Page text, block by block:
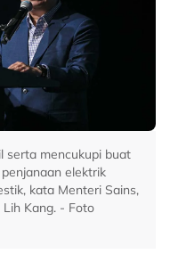
serta mencukupi buat
elektrik
kata Menteri Sains,
Kang. - Foto